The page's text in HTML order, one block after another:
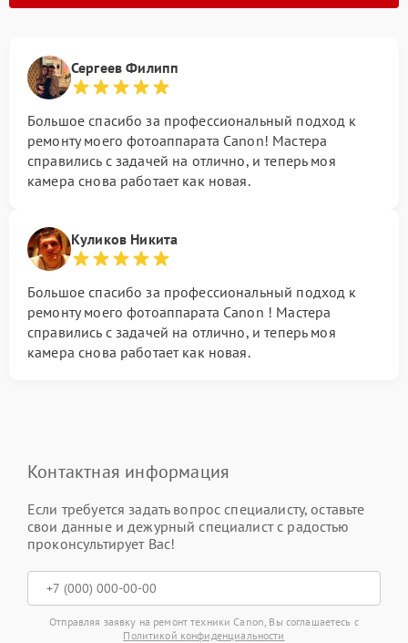
Сергеев Филипп
Большое спасибо за профессиональный подход к
ремонту моего фотоаппарата Canon! Мастера
справились с задачей на отлично, и теперь моя
камера снова работает как новая.
Куликов Никита
Большое спасибо за профессиональный подход к
ремонту моего фотоаппарата Canon ! Мастера
справились с задачей на отлично, и теперь моя
камера снова работает как новая.
Контактная информация
Если требуется задать вопрос специалисту, оставьте
свои данные и дежурный специалист с радостью
проконсультирует Вас!
Отправляя заявку на ремонт техники Canon, Вы соглашаетесь с
Политикой конфиденциальности